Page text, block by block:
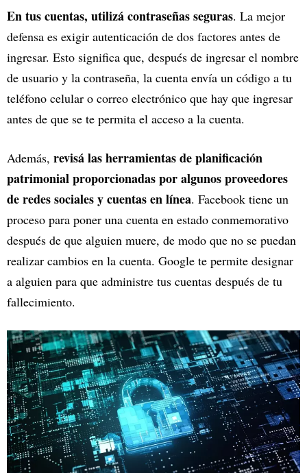
En tus cuentas, utilizá contraseñas seguras. La mejor
defensa es exigir autenticación de dos factores antes de
ingresar. Esto significa que, después de ingresar el nombre
de usuario y la contraseña, la cuenta envía un código a tu
teléfono celular o correo electrónico que hay que ingresar
antes de que se te permita el acceso a la cuenta.
Además, revisá las herramientas de planificación
patrimonial proporcionadas por algunos proveedores
de redes sociales y cuentas en línea. Facebook tiene un
proceso para poner una cuenta en estado conmemorativo
después de que alguien muere, de modo que no se puedan
realizar cambios en la cuenta. Google te permite designar
a alguien para que administre tus cuentas después de tu
fallecimiento.